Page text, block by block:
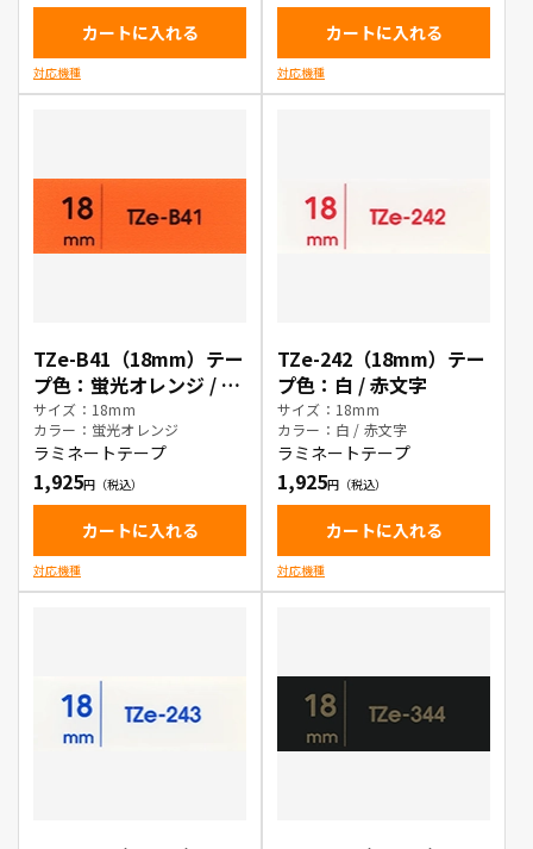
カートに入れる
対応機種
カートに入れる
対応機種
TZe-B41（18mm）テー
プ色：蛍光オレンジ / 黒
文字
サイズ：18mm
カラー：蛍光オレンジ
ラミネートテープ
1,925
カートに入れる
対応機種
TZe-242（18mm）テー
プ色：白 / 赤文字
サイズ：18mm
カラー：白 / 赤文字
ラミネートテープ
1,925
カートに入れる
対応機種